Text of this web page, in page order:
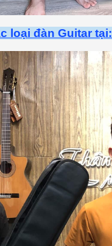
loại đàn Guitar tại: